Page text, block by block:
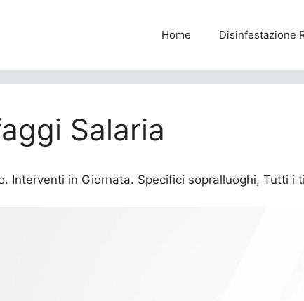
Home Disinfestazione
Salaria
Interventi in Giornata. Specifici sopralluoghi, Tutti i